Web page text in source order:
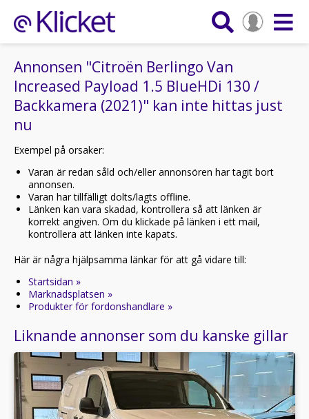
Annonsen "Citroën Berlingo Van
Increased Payload 1.5 BlueHDi 130 /
Backkamera (2021)" kan inte hittas just
nu
Exempel på orsaker:
Varan är redan såld och/eller annonsören har tagit bort
annonsen.
Varan har tillfälligt dolts/lagts offline.
Länken kan vara skadad, kontrollera så att länken är
korrekt angiven. Om du klickade på länken i ett mail,
kontrollera att länken inte kapats.
Här är några hjälpsamma länkar för att gå vidare till:
Startsidan »
Marknadsplatsen »
Produkter för fordonshandlare »
Liknande annonser som du kanske gillar